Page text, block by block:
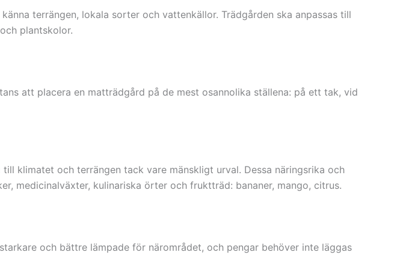
terrängen, lokala sorter och vattenkällor. Trädgården ska anpassas till
plantskolor.
att placera en matträdgård på de mest osannolika ställena: på ett tak, vid
klimatet och terrängen tack vare mänskligt urval. Dessa näringsrika och
medicinalväxter, kulinariska örter och fruktträd: bananer, mango, citrus.
och bättre lämpade för närområdet, och pengar behöver inte läggas